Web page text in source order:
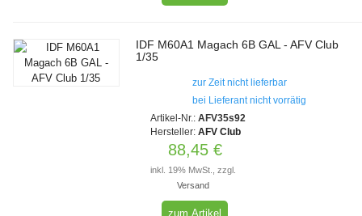
IDF M60A1 Magach 6B GAL - AFV Club
1/35
zur Zeit nicht lieferbar
bei Lieferant nicht vorrätig
Artikel-Nr.: AFV35s92
Hersteller: AFV Club
88,45 €
inkl. 19% MwSt., zzgl.
Versand
zum Artikel